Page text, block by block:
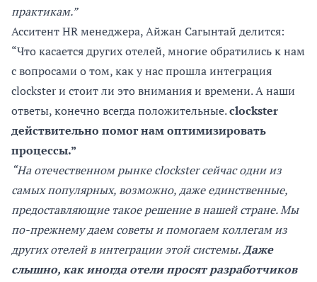
практикам.”
Асситент HR менеджера, Айжан Сагынтай делится:
“Что касается других отелей, многие обратились к нам
с вопросами о том, как у нас прошла интеграция
clockster и стоит ли это внимания и времени. А наши
ответы, конечно всегда положительные.clockster
действительно помог нам оптимизировать
процессы.”
“На отечественном рынке clockster сейчас одни из
самых популярных, возможно, даже единственные,
предоставляющие такое решение в нашей стране. Мы
по-прежнему даем советы и помогаем коллегам из
других отелей в интеграции этой системы.Даже
слышно, как иногда отели просят разработчиков